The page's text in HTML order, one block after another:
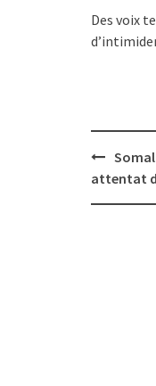
Des voix
Post
attentat